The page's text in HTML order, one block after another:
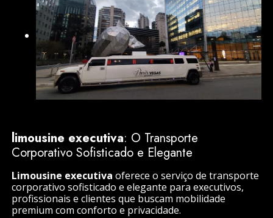
limousine executiva: O Transporte
Corporativo Sofisticado e Elegante
Limousine executiva oferece o serviço de transporte
corporativo sofisticado e elegante para executivos,
profissionais e clientes que buscam mobilidade
premium com conforto e privacidade.